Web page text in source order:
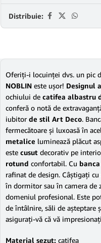
Distribuie:
Oferiţi-i locuinţei dvs. un pic
NOBLIN este uşor! Designul
ochiului de catifea albastru
conferă o notă de
iubitor de stil Art Deco.
fermecătoare şi luxoasă în
metalice luminează plăcut
este cusut decorativ pe
rotund confortabil. Cu
rafinat de design. Câştigaţi
în dormitor sau în camera de
domeniul profesional. Este
de întâlnire, săli de aşteptare
asiguraţi-vă că vă
Material şezut: catifea